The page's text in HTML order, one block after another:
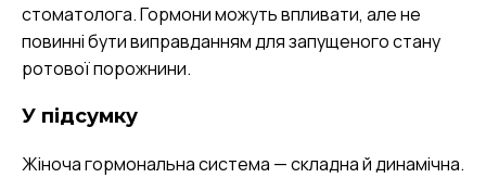
стоматолога. Гормони можуть впливати, але не
повинні бути виправданням для запущеного стану
ротової порожнини.
У підсумку
Жіноча гормональна система — складна й динамічна.